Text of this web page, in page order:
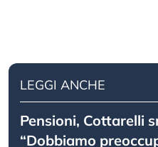
LEGGI ANCHE
Pensioni, Cottarelli
“Dobbiamo